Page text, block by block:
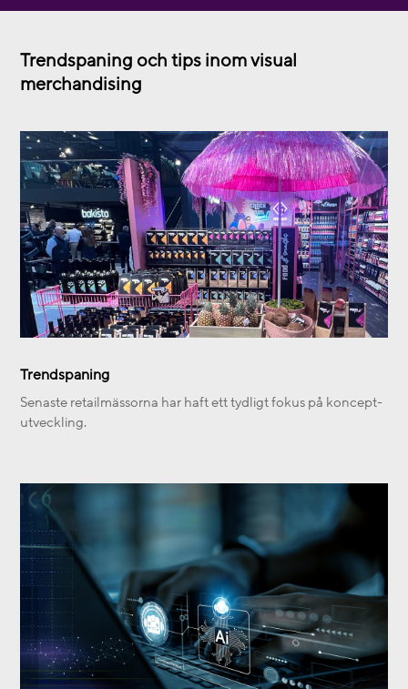
Trendspaning och tips inom visual
merchandising
Trendspaning
Senaste retailmässorna har haft ett tydligt fokus på koncept-
utveckling.